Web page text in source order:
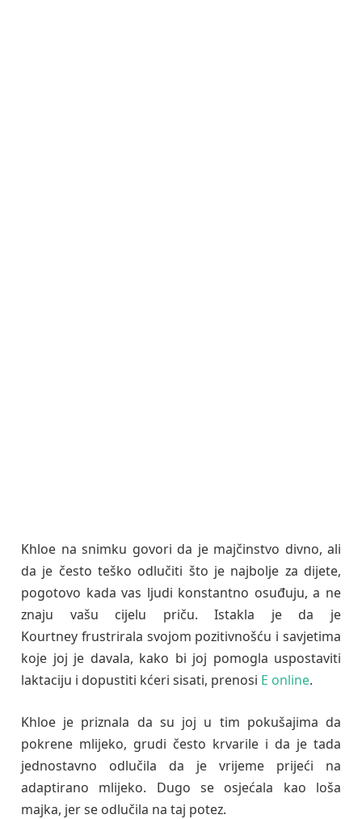
Khloe na snimku govori da je majčinstvo divno, ali
da je često teško odlučiti što je najbolje za dijete,
pogotovo kada vas ljudi konstantno osuđuju, a ne
znaju vašu cijelu priču. Istakla je da je
Kourtney frustrirala svojom pozitivnošću i savjetima
koje joj je davala, kako bi joj pomogla uspostaviti
laktaciju i dopustiti kćeri sisati, prenosi E online.
Khloe je priznala da su joj u tim pokušajima da
pokrene mlijeko, grudi često krvarile i da je tada
jednostavno odlučila da je vrijeme prijeći na
adaptirano mlijeko. Dugo se osjećala kao loša
majka, jer se odlučila na taj potez.